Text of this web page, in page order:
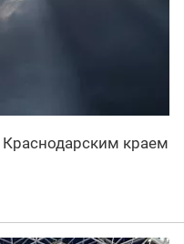
краем